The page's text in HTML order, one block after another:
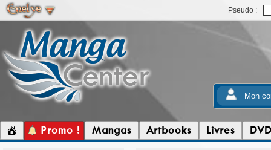
Pseudo :
Mon
Promo ! Mangas Artbooks Livres DVD